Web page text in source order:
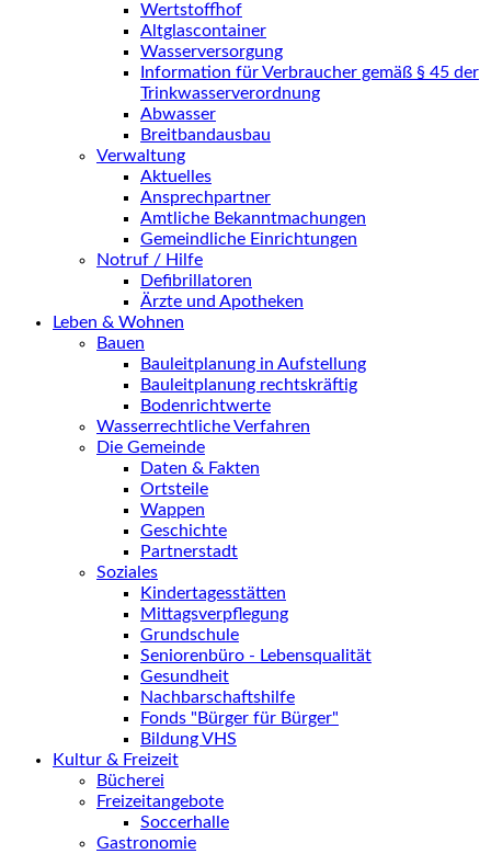
Wertstoffhof
Altglascontainer
Wasserversorgung
Information für Verbraucher gemäß § 45 der
Trinkwasserverordnung
Abwasser
Breitbandausbau
Verwaltung
Aktuelles
Ansprechpartner
Amtliche Bekanntmachungen
Gemeindliche Einrichtungen
Notruf / Hilfe
Defibrillatoren
Ärzte und Apotheken
Leben & Wohnen
Bauen
Bauleitplanung in Aufstellung
Bauleitplanung rechtskräftig
Bodenrichtwerte
Wasserrechtliche Verfahren
Die Gemeinde
Daten & Fakten
Ortsteile
Wappen
Geschichte
Partnerstadt
Soziales
Kindertagesstätten
Mittagsverpflegung
Grundschule
Seniorenbüro - Lebensqualität
Gesundheit
Nachbarschaftshilfe
Fonds "Bürger für Bürger"
Bildung VHS
Kultur & Freizeit
Bücherei
Freizeitangebote
Soccerhalle
Gastronomie